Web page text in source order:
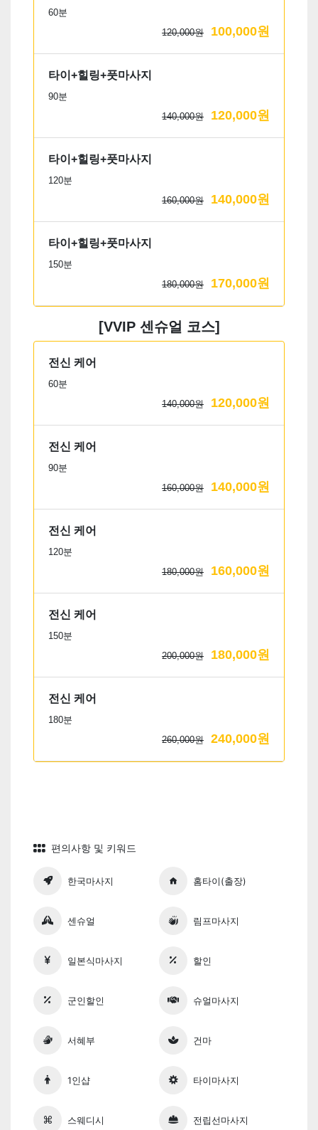
60분
120,000원
100,000원
타이+힐링+풋마사지
90분
140,000원
120,000원
타이+힐링+풋마사지
120분
160,000원
140,000원
타이+힐링+풋마사지
150분
180,000원
170,000원
[VVIP 센슈얼 코스]
전신 케어
60분
140,000원
120,000원
전신 케어
90분
160,000원
140,000원
전신 케어
120분
180,000원
160,000원
전신 케어
150분
200,000원
180,000원
전신 케어
180분
260,000원
240,000원
편의사항 및 키워드
한국마사지 홈타이(출장)
센슈얼 림프마사지
일본식마사지 할인
군인할인 슈얼마사지
서혜부 건마
1인샵 타이마사지
스웨디시 전립선마사지